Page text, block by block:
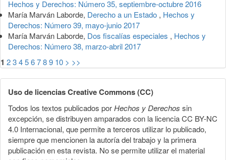
Hechos y Derechos: Número 35, septiembre-octubre 2016
María Marván Laborde, Derecho a un Estado , Hechos y
Derechos: Número 39, mayo-junio 2017
María Marván Laborde, Dos fiscalías especiales , Hechos y
Derechos: Número 38, marzo-abril 2017
1 23456789 10 > >>
Uso de licencias Creative Commons (CC)
Todos los textos publicados porHechos y Derechos sin
excepción, se distribuyen amparados con la licencia CC BY-NC
4.0 Internacional, que permite a terceros utilizar lo publicado,
siempre que mencionen la autoría del trabajo y la primera
publicación en esta revista. No se permite utilizar el material